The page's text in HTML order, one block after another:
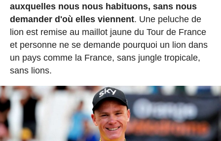
auxquelles nous nous habituons, sans nous
demander d'où elles viennent. Une peluche de
lion est remise au maillot jaune du Tour de France
et personne ne se demande pourquoi un lion dans
un pays comme la France, sans jungle tropicale,
sans lions.